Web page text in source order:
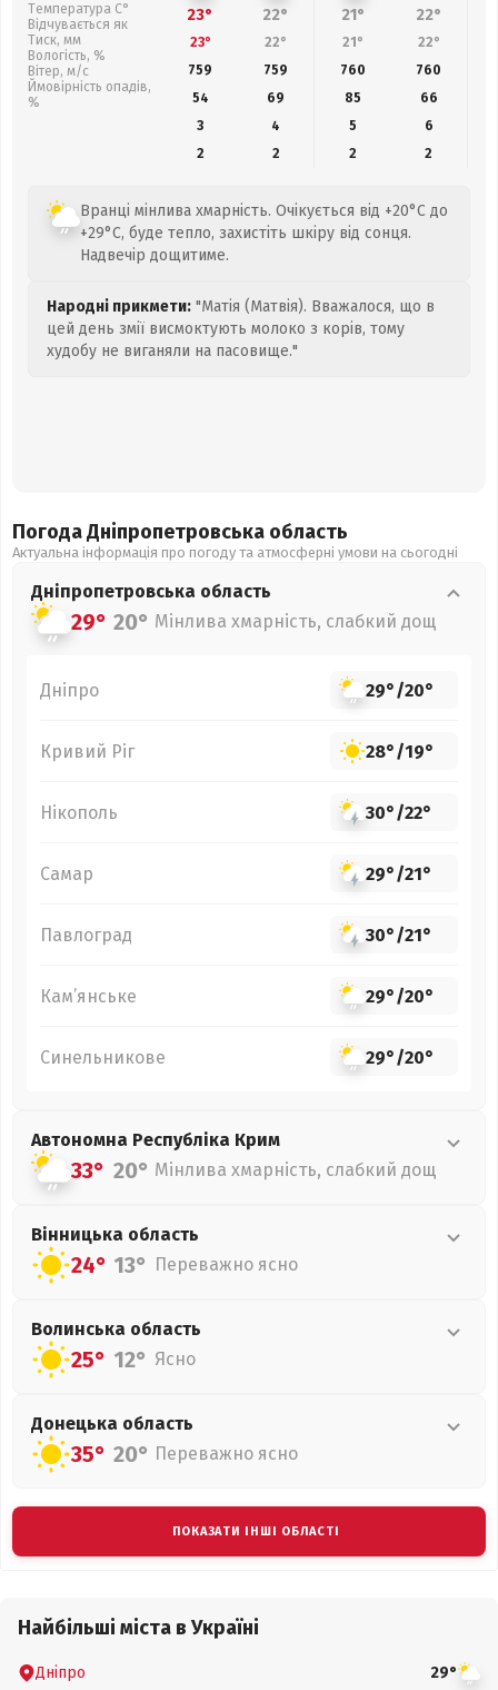
Температура С°
Відчувається як
Тиск, мм
Вологість, %
Вітер, м/с
Ймовірність опадів,
%
23° 22° 21° 22°
23° 22° 21° 22°
759
759 760 760
54
69 85 66
3
4 5
6
2
2 2 2
Вранці мінлива хмарність. Очікується від +20°C до
+29°C, буде тепло, захистіть шкіру від сонця.
Надвечір дощитиме.
Народні прикмети: "Матія (Матвія). Вважалося, що в
цей день змії висмоктують молоко з корів, тому
худобу не виганяли на пасовище."
Погода Дніпропетровська область
Актуальна інформація про погоду та атмосферні умови на сьогодні
Дніпропетровська область
29° 20° Мінлива хмарність, слабкий дощ
Дніпро 29°/20°
Кривий Ріг 28°/19°
Нікополь 30°/22°
Самар 29°/21°
Павлоград 30°/21°
Кам’янське 29°/20°
Синельникове 29°/20°
Автономна Республіка Крим
33° 20° Мінлива хмарність, слабкий дощ
Вінницька область
24° 13° Переважно ясно
Волинська область
25° 12° Ясно
Донецька область
35° 20° Переважно ясно
ПОКАЗАТИ ІНШІ ОБЛАСТІ
Найбільші міста в Україні
Дніпро 29°